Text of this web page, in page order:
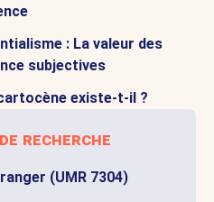
: La valeur des
subjectives
existe-t-il ?
recherche
(UMR 7304)